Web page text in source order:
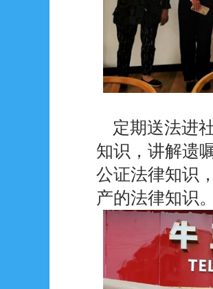
定期送法进
知识，讲解遗
公证法律知识
产的法律知识